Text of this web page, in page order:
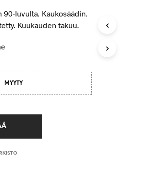
luvulta. Kaukosäädin.
Kuukauden takuu.
MYYTY